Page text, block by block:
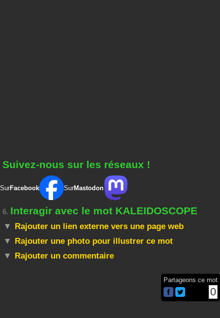
Suivez-nous sur les réseaux !
SurFacebook SurMastodon
6. Interagir avec le mot KALEIDOSCOPE
Rajouter un lien externe vers une page web
Rajouter une photo pour illustrer ce mot
Rajouter un commentaire
Partageons ce mot
0